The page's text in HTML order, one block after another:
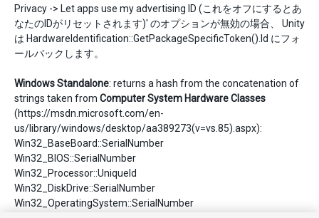
Privacy -> Let apps use my advertising ID (これをオフにするとあ
なたのIDがリセットされます)' のオプションが無効の場合、 Unity
は HardwareIdentification::GetPackageSpecificToken().Id にフォ
ールバックします。
Windows Standalone: returns a hash from the concatenation of
strings taken from Computer System Hardware Classes
(https://msdn.microsoft.com/en-
us/library/windows/desktop/aa389273(v=vs.85).aspx):
Win32_BaseBoard::SerialNumber
Win32_BIOS::SerialNumber
Win32_Processor::UniqueId
Win32_DiskDrive::SerialNumber
Win32_OperatingSystem::SerialNumber